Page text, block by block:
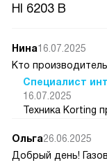
HI 6203 B
Нина16.07.2025
Кто производитель
Специалист
16.07.2025
Техника Korting
Ольга26.06.2025
Добрый день!